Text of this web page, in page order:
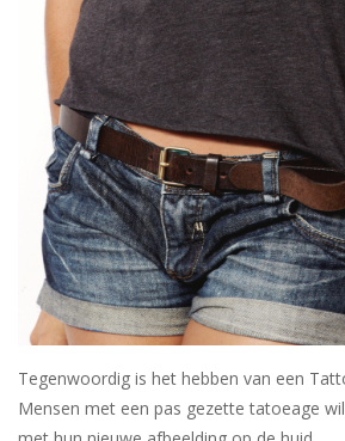
Sjolie
Cadeaubonnen
Blog
Merken
gift cards/ cadeau bonnen
Tegenwoordig is het hebben van een
Mensen met een pas gezette tatoeage